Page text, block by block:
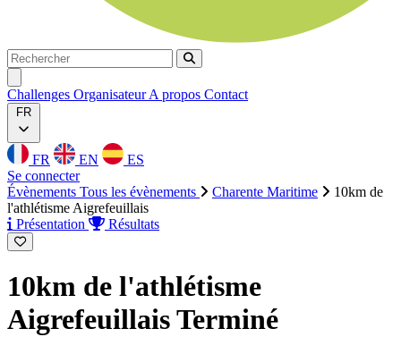
Rechercher
Rechercher
Challenges OrganisateurA propos Contact
FR
FR EN
ES
Se connecter
Évènements Tous les évènements Charente Maritime
10km de
l'athlétisme Aigrefeuillais
Présentation
Résultats
10km de l'athlétisme
AigrefeuillaisTerminé